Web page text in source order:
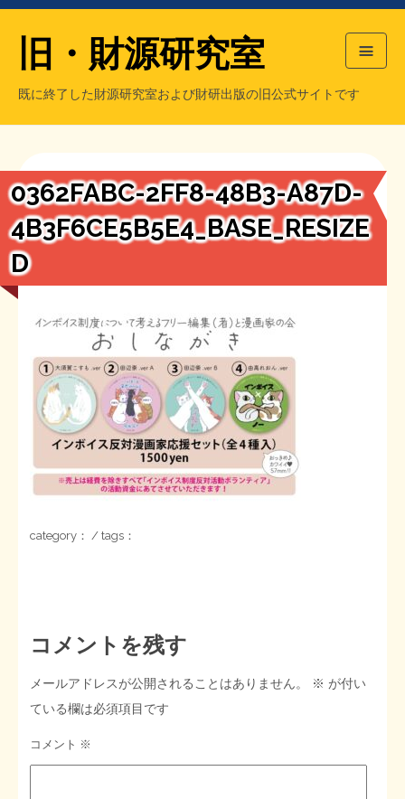
シン財源はあなたです／合同誌／旧・サブカル分室
日本経済を解説するヤンキー／MIHANAマンガ／旧・財研出版
もっと知りたい方へ
マネクリ戦士 RED & BLACK
MMTの学習資料
STOPインボイス作品集
たかの経世済民イラスト集
用語集
旧・財源研究室
既に終了した財源研究室および財研出版の旧公式サイトです
旧・財源研究室について
0362FABC-2FF8-48B3-A87D-
4B3F6CE5B5E4_BASE_RESIZE
D
category： / tags：
コメントを残す
メールアドレスが公開されることはありません。 ※ が付い
ている欄は必須項目です
コメント ※